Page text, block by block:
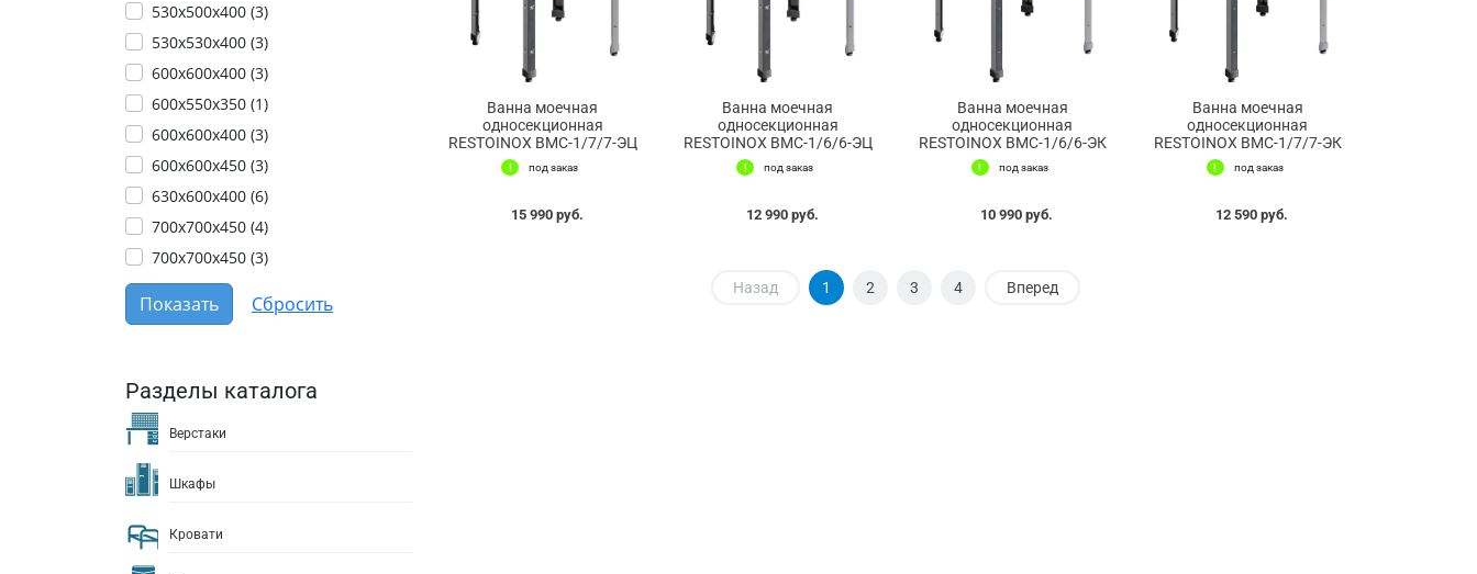
530х500х400 (3)
530х530х400 (3)
600x600x400 (3)
600х550х350 (1)
600х600х400 (3)
600х600х450 (3)
630х600х400 (6)
700x700x450 (4)
700х700х450 (3)
Разделы каталога
Верстаки
Шкафы
Кровати
Ванна моечная
односекционная
RESTOINOX ВМС-1/7/7-ЭЦ
под заказ
15 990 руб.
Ванна моечная
односекционная
RESTOINOX ВМС-1/6/6-ЭЦ
под заказ
12 990 руб.
Ванна моечная
односекционная
RESTOINOX ВМС-1/6/6-ЭК
под заказ
10 990 руб.
Ванна моечная
односекционная
RESTOINOX ВМС-1/7/7-ЭК
под заказ
12 590 руб.
Назад 1 2 3 4 Вперед